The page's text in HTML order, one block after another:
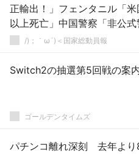
正輸出！」フェンタニル「
以上死亡」中国警察「非公
屋」中国組織「名古屋に密
/)；｀ω´)＜国家総動員報
Switch2の抽選第5回戦の案
ゴールデンタイムズ
パチンコ離れ深刻 去年よ